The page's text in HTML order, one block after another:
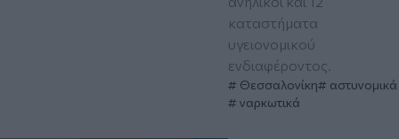
καταστήματα
υγειονομικού
ενδιαφέροντος.
Θεσσαλονίκη
αστυνομικά
ναρκωτικά